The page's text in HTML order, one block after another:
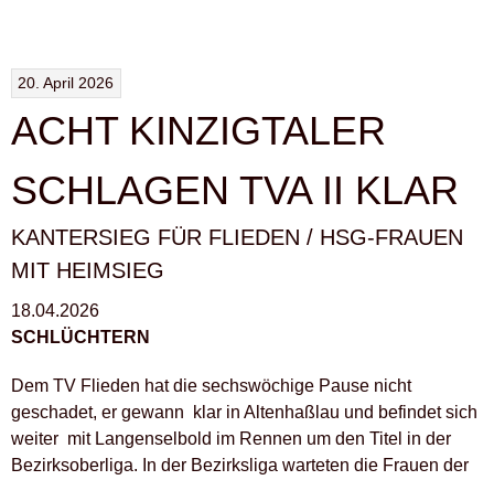
20. April 2026
ACHT KINZIGTALER
SCHLAGEN TVA II KLAR
KANTERSIEG FÜR FLIEDEN / HSG-FRAUEN
MIT HEIMSIEG
18.04.2026
SCHLÜCHTERN
Dem TV Flieden hat die sechswöchige Pause nicht
geschadet, er gewann klar in Altenhaßlau und befindet sich
weiter mit Langenselbold im Rennen um den Titel in der
Bezirksoberliga. In der Bezirksliga warteten die Frauen der